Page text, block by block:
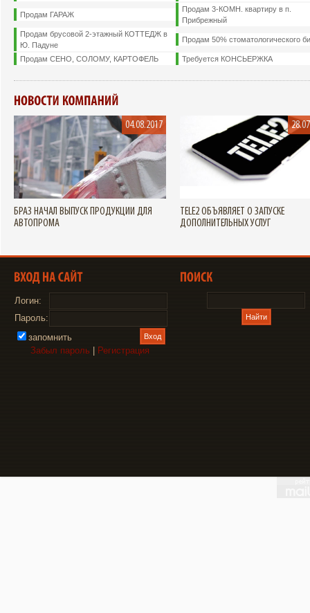
Продам ГАРАЖ
Продам 3-КОМН. квартиру в п.
Прибрежный
Продам брусовой 2-этажный КОТТЕДЖ в
Ю. Падуне
Продам 50% стоматологического
Продам СЕНО, СОЛОМУ, КАРТОФЕЛЬ Требуется КОНСЬЕРЖКА
04.08.2017
Подробнее Увеличить
БРАЗ НАЧАЛ ВЫПУСК ПРОДУКЦИИ ДЛЯ
АВТОПРОМА
Подробнее
TELE2 ОБЪЯВЛЯЕТ О ЗАПУСКЕ
ДОПОЛНИТЕЛЬНЫХ УСЛУГ
Логин:
Пароль:
запомнить
Забыл пароль
Регистрация